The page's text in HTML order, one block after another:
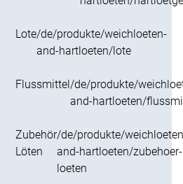
Lote/de/produkte/weichloeten-
and-hartloeten/lote
Flussmittel/de/produkte/
and-hartloeten/
Zubehör
Löten
/de/produkte/
and-hartloeten/zubehoer-
loeten